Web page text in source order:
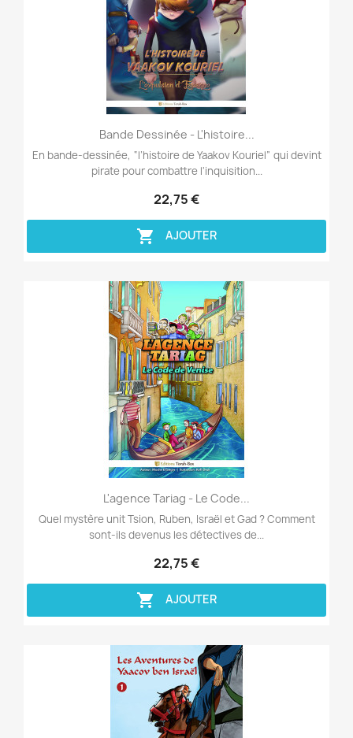
Aperçu rapide
Bande Dessinée - L'histoire...
En bande-dessinée, “l’histoire de Yaakov Kouriel” qui devint
pirate pour combattre l'inquisition...
22,75 €
 AJOUTER
Aperçu rapide
L'agence Tariag - Le Code...
Quel mystère unit Tsion, Ruben, Israël et Gad ? Comment
sont-ils devenus les détectives de...
22,75 €
 AJOUTER